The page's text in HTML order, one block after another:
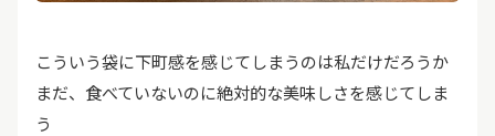
こういう袋に下町感を感じてしまうのは私だけだろうか
まだ、食べていないのに絶対的な美味しさを感じてしま
う